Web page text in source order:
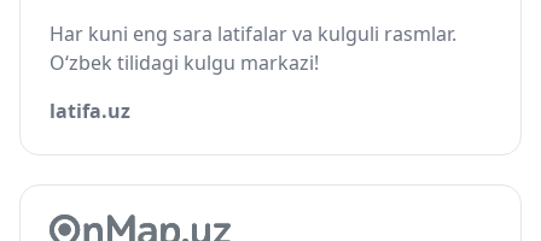
Har kuni eng sara latifalar va kulguli rasmlar.
O‘zbek tilidagi kulgu markazi!
latifa.uz